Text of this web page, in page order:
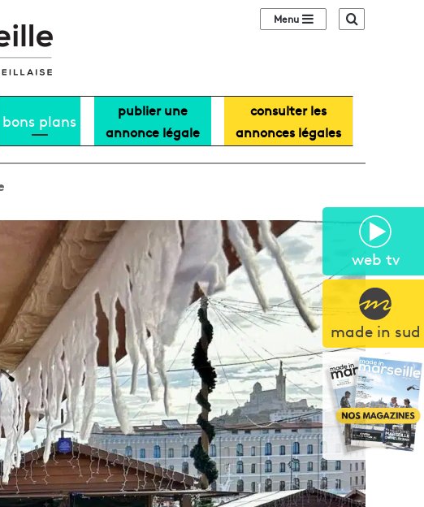
web tv
made in sud
Sidebar (barre
bons plans
publier une
annonce légale
consulter les
annonces légales